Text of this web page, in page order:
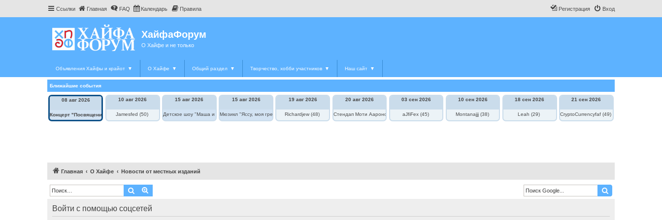
Ссылки Главная FAQ Календарь Правила Вход
Регистрация
ХайфаФорум
О Хайфе и не только
Объявления Хайфы и крайот ▼ О Хайфе ▼ Общий раздел ▼ Творчество, хобби участников ▼ Наш сайт ▼
Ближайшие события
08 авг 2026
Концерт "Посвящение Элле Фицджеральд"
10 авг 2026
Jamesfed (50)
15 авг 2026
Детское шоу "Маша и Медведь в цирке"
15 авг 2026
Мюзикл "Яссу, моя греческая любовь"
19 авг 2026
Richardjew (48)
20 авг 2026
Стендап Моти Аароновича
03 сен 2026
aJfiFex (45)
10 сен 2026
Montanajjj (38)
18 сен 2026
Leah (29)
21 сен 2026
CryptoCurrencyfaf (49)
Главная О Хайфе Новости от местных изданий
Поиск
Войти с помощью соцсетей